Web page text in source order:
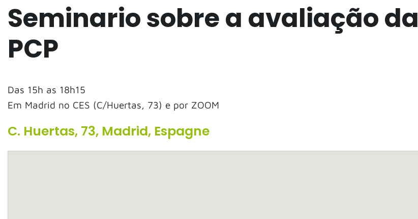
Seminario sobre a avaliação da
PCP
Das 15h as 18h15
Em Madrid no CES (C/Huertas, 73) e por ZOOM
C. Huertas, 73, Madrid, Espagne